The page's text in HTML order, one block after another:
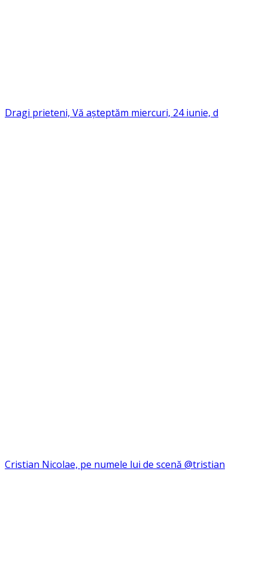
Dragi prieteni, Vă așteptăm miercuri, 24 iunie, d
Cristian Nicolae, pe numele lui de scenă @tristian